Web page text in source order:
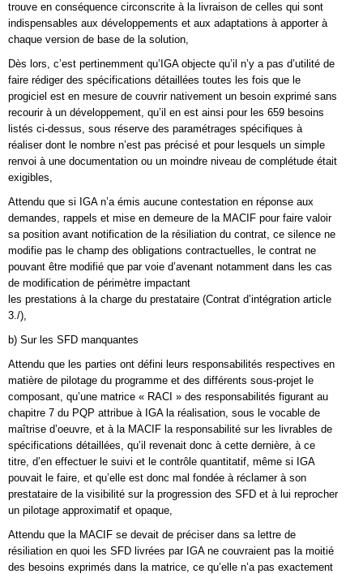
trouve en conséquence circonscrite à la livraison de celles qui sont
indispensables aux développements et aux adaptations à apporter à
chaque version de base de la solution,
Dès lors, c’est pertinemment qu’IGA objecte qu’il n’y a pas d’utilité de
faire rédiger des spécifications détaillées toutes les fois que le
progiciel est en mesure de couvrir nativement un besoin exprimé sans
recourir à un développement, qu’il en est ainsi pour les 659 besoins
listés ci-dessus, sous réserve des paramétrages spécifiques à
réaliser dont le nombre n’est pas précisé et pour lesquels un simple
renvoi à une documentation ou un moindre niveau de complétude était
exigibles,
Attendu que si IGA n’a émis aucune contestation en réponse aux
demandes, rappels et mise en demeure de la MACIF pour faire valoir
sa position avant notification de la résiliation du contrat, ce silence ne
modifie pas le champ des obligations contractuelles, le contrat ne
pouvant être modifié que par voie d’avenant notamment dans les cas
de modification de périmètre impactant
les prestations à la charge du prestataire (Contrat d’intégration article
3./),
b) Sur les SFD manquantes
Attendu que les parties ont défini leurs responsabilités respectives en
matière de pilotage du programme et des différents sous-projet le
composant, qu’une matrice « RACI » des responsabilités figurant au
chapitre 7 du PQP attribue à IGA la réalisation, sous le vocable de
maîtrise d’oeuvre, et à la MACIF la responsabilité sur les livrables de
spécifications détaillées, qu’il revenait donc à cette dernière, à ce
titre, d’en effectuer le suivi et le contrôle quantitatif, même si IGA
pouvait le faire, et qu’elle est donc mal fondée à réclamer à son
prestataire de la visibilité sur la progression des SFD et à lui reprocher
un pilotage approximatif et opaque,
Attendu que la MACIF se devait de préciser dans sa lettre de
résiliation en quoi les SFD livrées par IGA ne couvraient pas la moitié
des besoins exprimés dans la matrice, ce qu’elle n’a pas exactement